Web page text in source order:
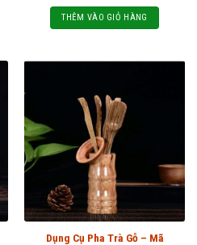
THÊM VÀO GIỎ HÀNG
Dụng Cụ Pha Trà Gỗ – Mã